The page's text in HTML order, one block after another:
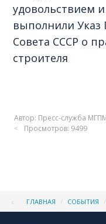
удовольствием
выполнили Указ
Совета СССР о
строителя
Автор: Пресс-служба
Просмотров: 9499
ГЛАВНАЯ / СОБЫТИЯ /